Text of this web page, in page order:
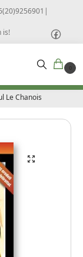
|
is!
0
Le Chanois